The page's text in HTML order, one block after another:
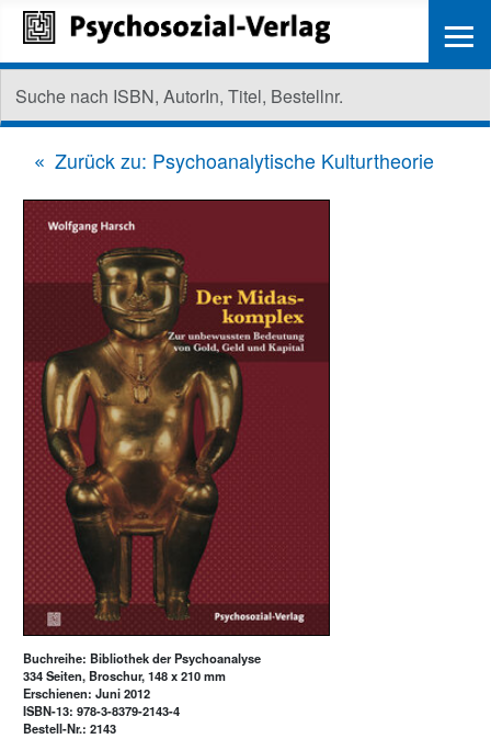
Zurück zu: Psychoanalytische Kulturtheorie
Buchreihe: Bibliothek der Psychoanalyse
334 Seiten, Broschur, 148 x 210 mm
Erschienen: Juni 2012
ISBN-13: 978-3-8379-2143-4
Bestell-Nr.: 2143
≡